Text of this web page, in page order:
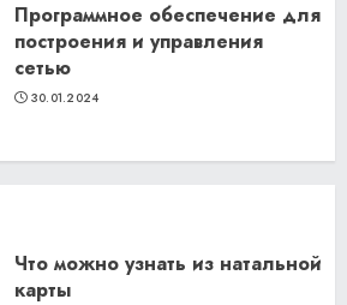
Программное обеспечение для
построения и управления
сетью
30.01.2024
Что можно узнать из натальной
карты